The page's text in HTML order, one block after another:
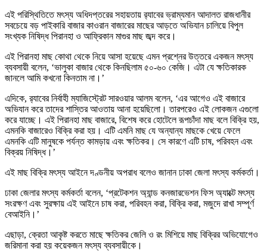
এই পরিস্থিতিতে মৎস্য অধিদপ্তরের সহায়তায় র‌্যাবের ভ্রাম্যমান আদালত রাজধানীর
সবচেয়ে বড় পাইকারি বাজার কাওরান বাজারের মাছের আড়তে অভিযান চালিয়ে বিপুল
সংখ্যক নিষিদ্ধ পিরানহা ও আফ্রিকান মাগুর মাছ জব্দ করে।
এই পিরানহা মাছ কোথা থেকে নিয়ে আসা হয়েছে এমন প্রশ্নের উত্তরে একজন মৎস্য
ব্যবসায়ী বলেন, ‘ভালুকা বাজার থেকে কিনছিলাম ৫০-৬০ কেজি। এটা যে ক্ষতিকারক
জানলে আমি কখনো কিনতাম না।’
এদিকে, র‌্যাবের নির্বাহী ম্যাজিস্ট্রেট সারওয়ার আলম বলেন, ‘এর আগেও এই বাজারে
অভিযান করে তাদের শাস্তির আওতায় আনা হয়েছিলো। তারপরেও এই লোকজন এগুলো
করে যাচ্ছে। এই পিরানহা মাছ বাজারে, বিশেষ করে হোটেলে রূপচাঁদা মাছ বলে বিক্রি হয়,
এমনকি বাজারেও বিক্রি করা হয়। এটি এমনি মাছ যে অন্যান্য মাছকে খেয়ে ফেলে
এমনকি এটি মানুষকে পর্যন্ত কামড়ায় এবং ক্ষতিকর। সে কারণে এটি চাষ, পরিবহন এবং
বিক্রয় নিষিদ্ধ।’
এই মাছ বিক্রি মৎস্য আইনে দণ্ডনীয় অপরাধ বলেও জানান ঢাকা জেলা মৎস্য কর্মকর্তা।
ঢাকা জেলার মৎস্য কর্মকর্তা বলেন, ‘প্রটেকশন অ্যান্ড কনজারভেশন ফিস অ্যাক্টে মৎস্য
সংরক্ষণ এবং সুরক্ষায় এই আইনে চাষ করা, পরিবহন করা, বিক্রি করা, মজুদে রাখা সম্পূর্ণ
বেআইনি।’
এছাড়া, ক্রেতা আকৃষ্ট করতে মাছে ক্ষতিকর জেলি ও রং মিশিয়ে মাছ বিক্রির অভিযোগেও
জরিমানা করা হয় কয়েকজন মৎস্য ব্যবসায়ীকে।